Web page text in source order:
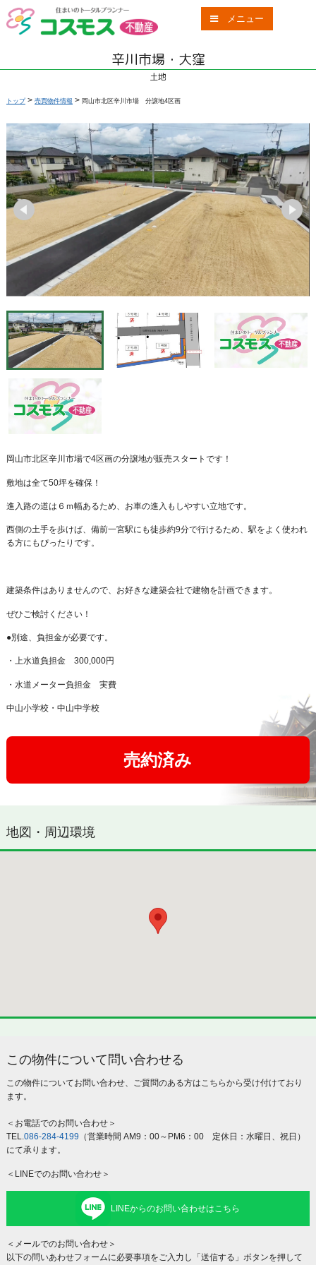
メニュー
辛川市場・大窪
土地
トップ> 売買物件情報 > 岡山市北区辛川市場 分譲地4区画
岡山市北区辛川市場で4区画の分譲地が販売スタートです！
敷地は全て50坪を確保！
進入路の道は６ｍ幅あるため、お車の進入もしやすい立地です。
西側の土手を歩けば、備前一宮駅にも徒歩約9分で行けるため、駅をよく使われ
る方にもぴったりです。
建築条件はありませんので、お好きな建築会社で建物を計画できます。
ぜひご検討ください！
●別途、負担金が必要です。
・上水道負担金 300,000円
・水道メーター負担金 実費
中山小学校・中山中学校
売約済み
地図・周辺環境
この物件について問い合わせる
この物件についてお問い合わせ、ご質問のある方はこちらから受け付けており
ます。
＜お電話でのお問い合わせ＞
TEL.086-284-4199 （営業時間 AM9：00～PM6：00 定休日：水曜日、祝日）
にて承ります。
＜LINEでのお問い合わせ＞
LINEからのお問い合わせはこちら
＜メールでのお問い合わせ＞
以下の問いあわせフォームに必要事項をご入力し「送信する」ボタンを押して